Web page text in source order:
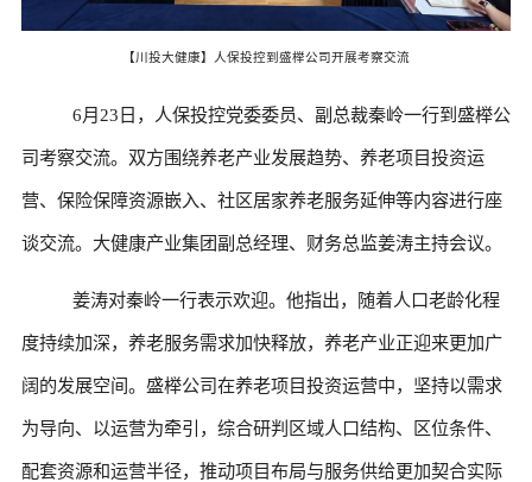
【川投大健康】人保投控到盛榉公司开展考察交流
6月23日，人保投控党委委员、副总裁秦岭一行到盛榉公
司考察交流。双方围绕养老产业发展趋势、养老项目投资运
营、保险保障资源嵌入、社区居家养老服务延伸等内容进行座
谈交流。大健康产业集团副总经理、财务总监姜涛主持会议。
姜涛对秦岭一行表示欢迎。他指出，随着人口老龄化程
度持续加深，养老服务需求加快释放，养老产业正迎来更加广
阔的发展空间。盛榉公司在养老项目投资运营中，坚持以需求
为导向、以运营为牵引，综合研判区域人口结构、区位条件、
配套资源和运营半径，推动项目布局与服务供给更加契合实际